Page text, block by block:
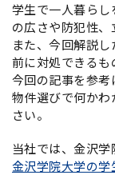
学生で一人暮ら
の広さや防犯性、
また、今回解説
前に対処できるも
今回の記事を参考
物件選びで何か
さい。
当社では、金沢学
金沢学院大学の